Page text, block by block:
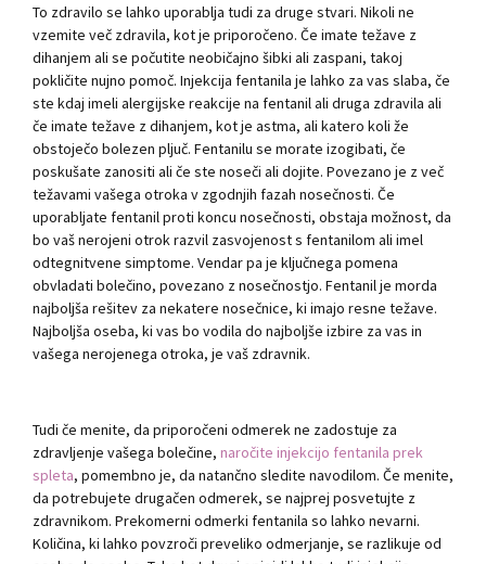
To zdravilo se lahko uporablja tudi za druge stvari. Nikoli ne
vzemite več zdravila, kot je priporočeno. Če imate težave z
dihanjem ali se počutite neobičajno šibki ali zaspani, takoj
pokličite nujno pomoč. Injekcija fentanila je lahko za vas slaba, če
ste kdaj imeli alergijske reakcije na fentanil ali druga zdravila ali
če imate težave z dihanjem, kot je astma, ali katero koli že
obstoječo bolezen pljuč. Fentanilu se morate izogibati, če
poskušate zanositi ali če ste noseči ali dojite. Povezano je z več
težavami vašega otroka v zgodnjih fazah nosečnosti. Če
uporabljate fentanil proti koncu nosečnosti, obstaja možnost, da
bo vaš nerojeni otrok razvil zasvojenost s fentanilom ali imel
odtegnitvene simptome. Vendar pa je ključnega pomena
obvladati bolečino, povezano z nosečnostjo. Fentanil je morda
najboljša rešitev za nekatere nosečnice, ki imajo resne težave.
Najboljša oseba, ki vas bo vodila do najboljše izbire za vas in
vašega nerojenega otroka, je vaš zdravnik.
Tudi če menite, da priporočeni odmerek ne zadostuje za
zdravljenje vašega bolečine, naročite injekcijo fentanila prek
spleta, pomembno je, da natančno sledite navodilom. Če menite,
da potrebujete drugačen odmerek, se najprej posvetujte z
zdravnikom. Prekomerni odmerki fentanila so lahko nevarni.
Količina, ki lahko povzroči preveliko odmerjanje, se razlikuje od